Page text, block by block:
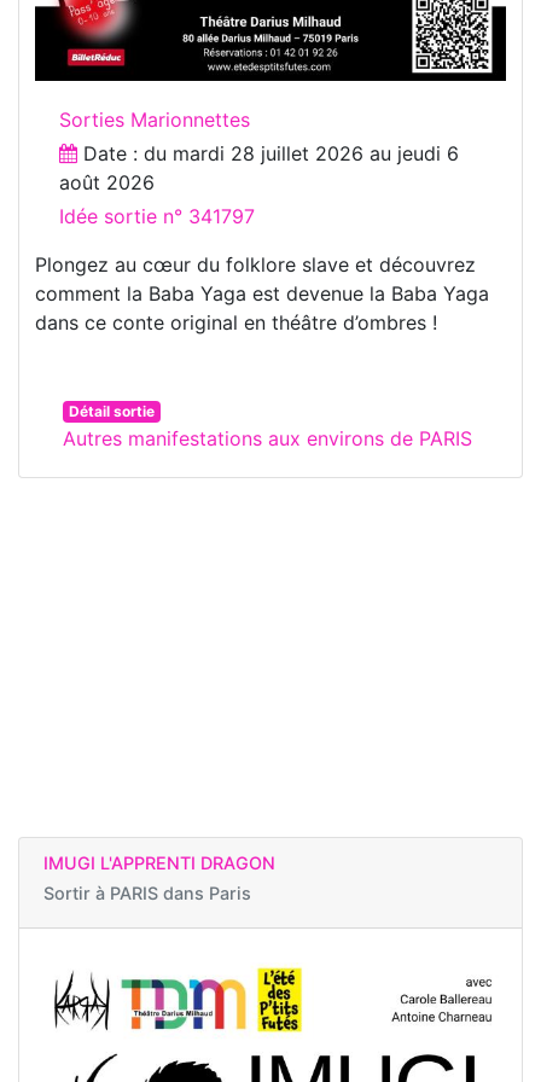
Sorties Marionnettes
Date : du mardi 28 juillet 2026 au jeudi 6
août 2026
Idée sortie n° 341797
Plongez au cœur du folklore slave et découvrez
comment la Baba Yaga est devenue la Baba Yaga
dans ce conte original en théâtre d’ombres !
Détail sortie
Autres manifestations aux environs de PARIS
IMUGI L'APPRENTI DRAGON
Sortir à PARIS dans Paris